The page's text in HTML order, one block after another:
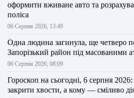
оформити вживане авто та
поліса
06 Серпня 2026, 13:49
Одна людина загинула, ще четверо
Запорізький район під масованими
06 Серпня 2026, 08:09
Гороскоп на сьогодні, 6 серпня
закрити хвости, а кому — сміливо